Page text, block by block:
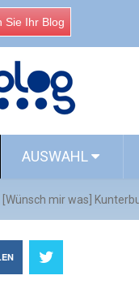
Sie Ihr Blog
AUSWAHL
[Wünsch mir was]